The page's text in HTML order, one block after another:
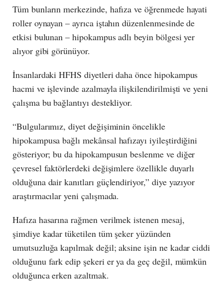
Tüm bunların merkezinde, hafıza ve öğrenmede hayati
roller oynayan – ayrıca iştahın düzenlenmesinde de
etkisi bulunan – hipokampus adlı beyin bölgesi yer
alıyor gibi görünüyor.
İnsanlardaki HFHS diyetleri daha önce hipokampus
hacmi ve işlevinde azalmayla ilişkilendirilmişti ve yeni
çalışma bu bağlantıyı destekliyor.
“Bulgularımız, diyet değişiminin öncelikle
hipokampusa bağlı mekânsal hafızayı iyileştirdiğini
gösteriyor; bu da hipokampusun beslenme ve diğer
çevresel faktörlerdeki değişimlere özellikle duyarlı
olduğuna dair kanıtları güçlendiriyor,” diye yazıyor
araştırmacılar yeni çalışmada.
Hafıza hasarına rağmen verilmek istenen mesaj,
şimdiye kadar tüketilen tüm şeker yüzünden
umutsuzluğa kapılmak değil; aksine işin ne kadar ciddi
olduğunu fark edip şekeri er ya da geç değil, mümkün
olduğunca erken azaltmak.